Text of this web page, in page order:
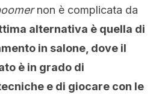
non è complicata da
alternativa è quella di
in salone, dove il
è in grado di
e di giocare con le